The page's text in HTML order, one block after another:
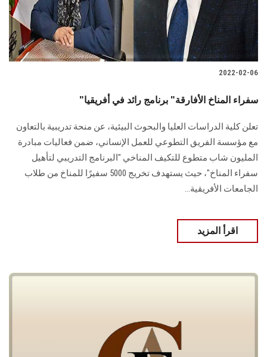
2022-02-06
"سفراء المناخ الأفارقة" برنامج رائد في أفريقيا
تعلن كلية الدراسات العليا والبحوث البيئية، عن منحة تدريبية بالتعاون
مع مؤسسة الفريق التطوعي للعمل الإنساني، ضمن فعاليات مبادرة
المليون شاب متطوع للتكيف المناخي "البرنامج التدريبي لتأهيل
سفراء المناخ"، حيث يستهدف تخريج 5000 سفيرًا للمناخ من طلاب
الجامعات الأفريقية...
اقرأ المزيد